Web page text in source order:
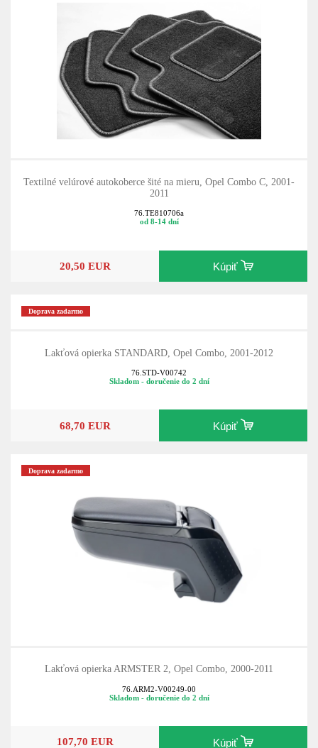
Textilné velúrové autokoberce šité na mieru, Opel Combo C, 2001-
2011
76.TE810706a
od 8-14 dní
20,50 EUR Kúpiť
Doprava zadarmo
Lakťová opierka STANDARD, Opel Combo, 2001-2012
76.STD-V00742
Skladom - doručenie do 2 dní
68,70 EUR Kúpiť
Doprava zadarmo
Lakťová opierka ARMSTER 2, Opel Combo, 2000-2011
76.ARM2-V00249-00
Skladom - doručenie do 2 dní
107,70 EUR Kúpiť